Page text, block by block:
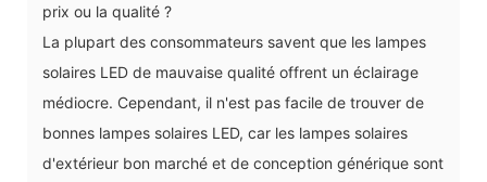
prix ou la qualité ?
La plupart des consommateurs savent que les lampes
solaires LED de mauvaise qualité offrent un éclairage
médiocre. Cependant, il n'est pas facile de trouver de
bonnes lampes solaires LED, car les lampes solaires
d'extérieur bon marché et de conception générique sont